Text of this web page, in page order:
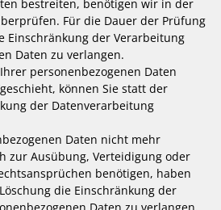
bestreiten, benötigen wir in der
Für die Dauer der Prüfung
Einschränkung der Verarbeitung
Daten zu verlangen.
personenbezogenen Daten
können Sie statt der
der Datenverarbeitung
Daten nicht mehr
zur Ausübung, Verteidigung oder
benötigen, haben
die Einschränkung der